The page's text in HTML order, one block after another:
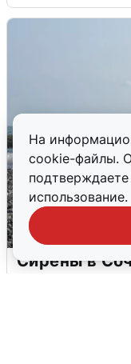
На
cookie-файлы.
использование.
Сирены в